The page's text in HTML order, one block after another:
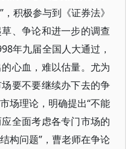
积极参与到《证券法》
、争论和进一步的调查
年九届全国人大通过，
心血，难以估量。尤为
要不要继续办下去的争
场理论，明确提出“不能
全面考虑各专门市场的
构问题”，曹老师在争论